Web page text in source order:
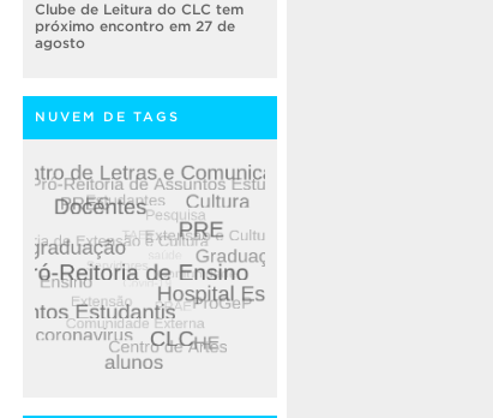
Clube de Leitura do CLC tem
próximo encontro em 27 de
agosto
NUVEM DE TAGS